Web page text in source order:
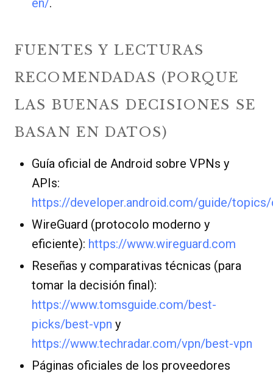
en/.
FUENTES Y LECTURAS
RECOMENDADAS (PORQUE
LAS BUENAS DECISIONES SE
BASAN EN DATOS)
Guía oficial de Android sobre VPNs y
APIs:
https://developer.android.com/guide/
WireGuard (protocolo moderno y
eficiente): https://www.wireguard.com
Reseñas y comparativas técnicas (para
tomar la decisión final):
https://www.tomsguide.com/best-
picks/best-vpn y
https://www.techradar.com/vpn/best-vpn
Páginas oficiales de los proveedores